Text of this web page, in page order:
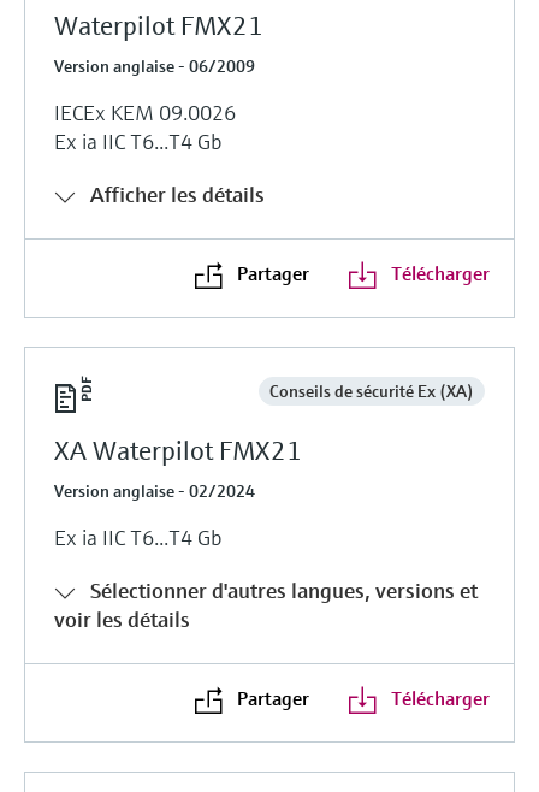
Waterpilot FMX21
Version anglaise - 06/2009
IECEx KEM 09.0026
Ex ia IIC T6...T4 Gb
Afficher les détails
Partager Télécharger
Conseils de sécurité Ex (XA)
XA Waterpilot FMX21
Version anglaise - 02/2024
Ex ia IIC T6...T4 Gb
Sélectionner d'autres langues, versions et
voir les détails
Partager Télécharger